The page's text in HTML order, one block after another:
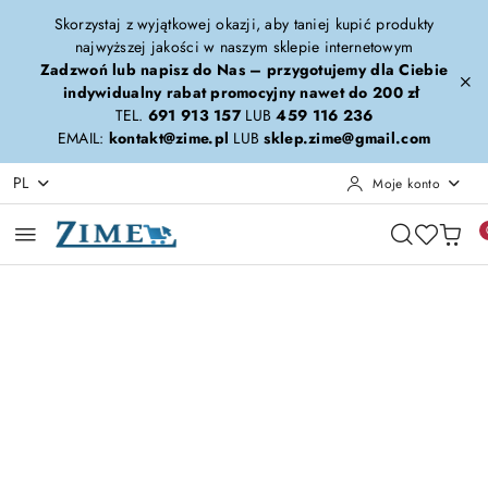
Przejdź do treści głównej
Przejdź do wyszukiwarki
Przejdź do moje konto
Przejdź do menu głównego
Przejdź do opisu produktu
Przejdź do stopki
Skorzystaj z wyjątkowej okazji, aby taniej kupić produkty
najwyższej jakości w naszym sklepie internetowym
Zadzwoń lub napisz do Nas – przygotujemy dla Ciebie
indywidualny rabat promocyjny nawet do 200 zł
TEL. 691 913 157LUB459 116 236
EMAIL: kontakt@zime.pl LUBsklep.zime@gmail.com
PL Moje konto